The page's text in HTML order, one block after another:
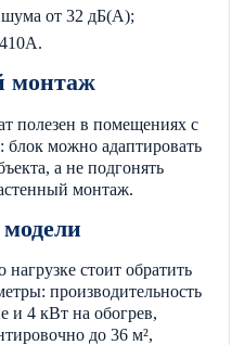
от 32 дБ(А);
монтаж
полезен в помещениях с
блок можно адаптировать
а не подгонять
монтаж.
стоит обратить
производительность
и 4 кВт на обогрев,
до 36 м²,